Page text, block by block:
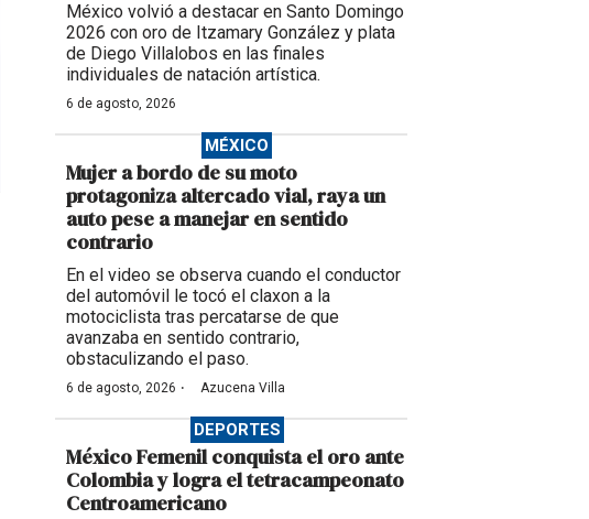
México volvió a destacar en Santo Domingo
2026 con oro de Itzamary González y plata
de Diego Villalobos en las finales
individuales de natación artística.
6 de agosto, 2026
MÉXICO
Mujer a bordo de su moto
protagoniza altercado vial, raya un
auto pese a manejar en sentido
contrario
En el video se observa cuando el conductor
del automóvil le tocó el claxon a la
motociclista tras percatarse de que
avanzaba en sentido contrario,
obstaculizando el paso.
6 de agosto, 2026 · Azucena Villa
DEPORTES
México Femenil conquista el oro ante
Colombia y logra el tetracampeonato
Centroamericano